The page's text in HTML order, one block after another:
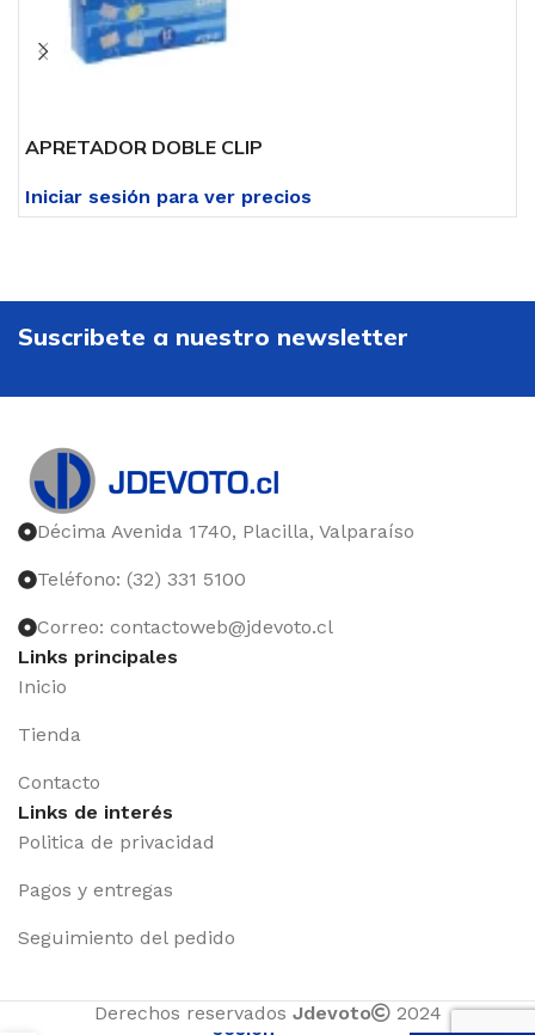
APRETADOR DOBLE CLIP
Iniciar sesión para ver precios
Suscribete a nuestro newsletter
Décima Avenida 1740, Placilla, Valparaíso
Teléfono: (32) 331 5100
Correo: contactoweb@jdevoto.cl
Links principales
Inicio
Tienda
Contacto
Links de interés
Politica de privacidad
Pagos y entregas
Seguimiento del pedido
Derechos reservados Jdevoto 2024
Iniciar
sesión